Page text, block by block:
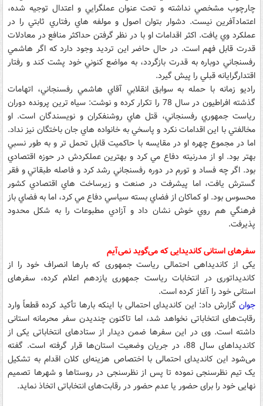
چارچوب مشخصي نداشته و تحت عنوان عملگرايي و اعتدال توجيه شده،
اعتمادآفرين نيست. دشوار بتوان اصول و مولفه هاي رفتاري ثابتي را در
عملكرد وي يافت. اكثر اقدامات او با در نظر گرفتن حداكثر منافع در معادلات
قدرت قابل فهم است. در حال حاضر اين ترديد وجود دارد كه اگر هاشمي
رفسنجاني دوباره به قدرت بازگردد، به مواضع كنوني خود پشت كند و رفتار
اقتدارگرايانه قبلي را پيش گيرد.
راديو زمانه با حمله به سوابق انقلابي آقاي هاشمي رفسنجاني، اتهامات
گذشته افراطيون در سال 78 را تكرار كرده و نوشت: سياه ترين پرونده دوران
رياست جمهوري رفسنجاني، قتل هاي روشنفكران و نويسندگان است. او
مخالفتي با اين اقدامات نكرد و پاسخي به خانواده هاي جان باختگان نيز نداد.
اما در مجموع چهره او در مقايسه با حاكميت قابل تحمل تر و به طور نسبي
بهتر بود. او از مدرنيته دفاع مي كرد و بهترين عملكردش در حوزه اقتصادي
بود. اگر چه فساد و تورم در دوره رفسنجاني رشد كرد و فاصله طبقاتي و فقر
گسترش يافت، اما پيشرفت در صنعت و زيرساخت هاي اقتصادي كشور
محسوس بود. او كماكان از فضاي بسته سياسي دفاع مي كرد، اما به فضاي باز
فرهنگي هم روي خوش نشان داد و آزادي مطبوعات را به شكل محدود
پذيرفت.
سفرهای استانی کاندیدایی که می‌گوید نمی‌آیم
یکی از کاندیداهی احتمالی ریاست جمهوری که بارها انصراف خود را از
کاندیداتوری در انتخابات ریاست جمهوری یازدهم اعلام کرده، سفرهای
استانی خود را آغاز کرده است.
جوان گزارش داد: این کاندیدای احتمالی با اینکه بارها تأکید کرده قطعاً وارد
رقابت‌های انتخاباتی نخواهد شد، اما تاکنون چندیدن سفر محرمانه استانی
داشته است. وی در این سفرها ضمن دیدار از ستادهای انتخاباتی یکی از
کاندیداهای سال 88، در جریان وضعیت استان‌ها قرار گرفته است. گفته
می‌شود این کاندیدای احتمالی با اختصاص هزینه‌ای کلان اقدام به تشکیل
یک تیم نظرسنجی نموده تا پس از نظرسنجی در روستاها و شهرها تصمیم
نهایی خود را برای حضور یا عدم حضور در رقابت‌های انتخاباتی اتخاذ نماید.